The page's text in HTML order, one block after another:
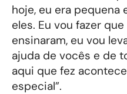
hoje, eu era pequena
eles. Eu vou fazer
ensinaram, eu vou
ajuda de vocês e de
aqui que fez
especial”.